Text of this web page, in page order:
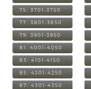
75: 3701-3750
77: 3801-3850
79: 3901-3950
81: 4001-4050
83: 4101-4150
85: 4201-4250
87: 4301-4350